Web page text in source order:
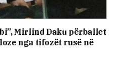
Mirlind Daku përballet
nga tifozët rusë në